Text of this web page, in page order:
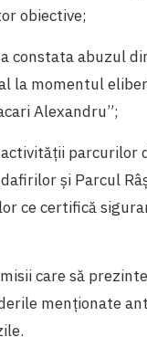
obiective;
constata abuzul
la momentul
Alexandru”;
parcurilor
și Parcul
ce certifică
care să
menționate